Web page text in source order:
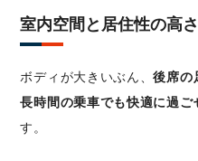
室内空間と居住性の高さ
ボディが大きいぶん、後席の
長時間の乗車でも快適に過ご
す。